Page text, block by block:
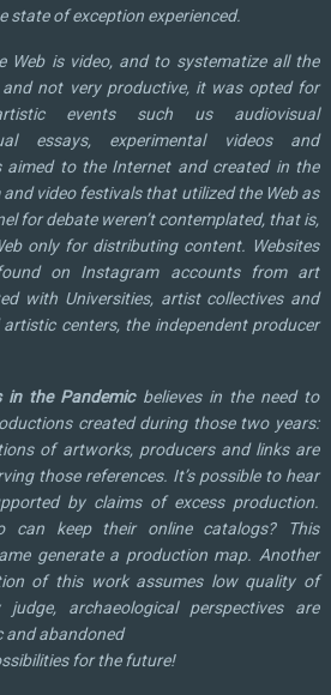
state of exception experienced.
Web is video, and to systematize all the
not very productive, it was opted for
events such us audiovisual
essays, experimental videos and
aimed to the Internet and created in the
video festivals that utilized the Web as
for debate weren’t contemplated, that is,
only for distributing content. Websites
on Instagram accounts from art
with Universities, artist collectives and
centers, the independent producer
in the Pandemicbelieves in the need to
created during those two years:
of artworks, producers and links are
those references. It’s possible to hear
by claims of excess production.
can keep their online catalogs? This
generate a production map. Another
of this work assumes low quality of
archaeological perspectives are
and abandoned
for the future!